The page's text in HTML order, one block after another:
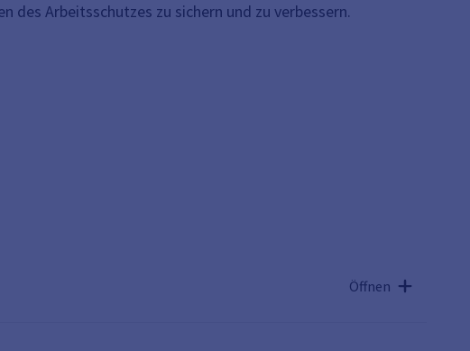
des Arbeitsschutzes zu sichern und zu verbessern.
Öffnen